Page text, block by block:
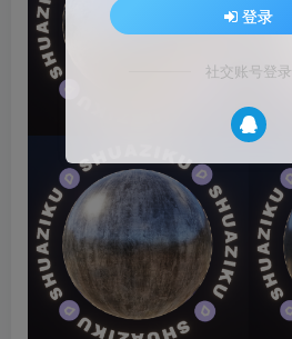
登录
社交账号登录